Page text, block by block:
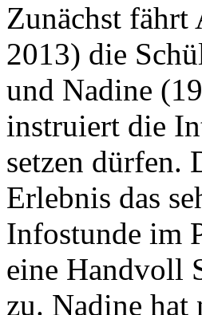
Zunächst fährt
2013) die
und Nadine
instruiert die
setzen
Erlebnis das
Infostunde im
eine Handvoll
zu. Nadine hat